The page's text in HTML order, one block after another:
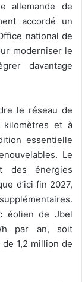
allemande de
accordé un
national de
moderniser le
davantage
le réseau de
kilomètres et à
essentielle
Le
des énergies
d’ici fin 2027,
éolien de Jbel
par an, soit
de 1,2 million de